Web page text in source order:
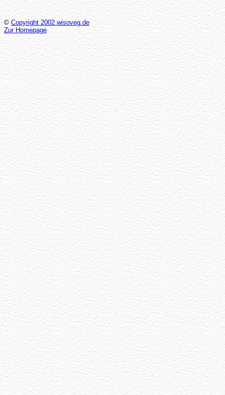
© Copyright 2002 wisoveg.de
Zur Homepage